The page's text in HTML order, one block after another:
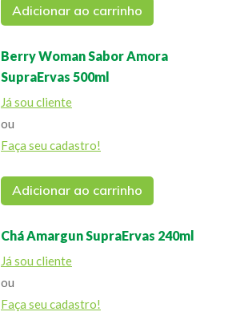
Adicionar ao carrinho
Berry Woman Sabor Amora
SupraErvas 500ml
Já sou cliente
ou
Faça seu cadastro!
Adicionar ao carrinho
Chá Amargun SupraErvas 240ml
Já sou cliente
ou
Faça seu cadastro!